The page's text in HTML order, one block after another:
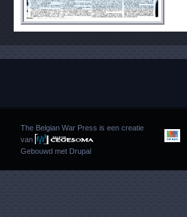
The Belgian War Press is een creatie
van
Gebouwd met Drupal